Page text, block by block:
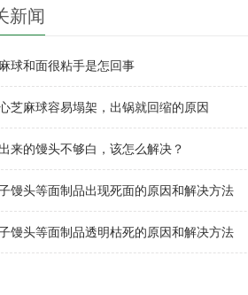
新闻
球和面很粘手是怎回事
芝麻球容易塌架，出锅就回缩的原因
来的馒头不够白，该怎么解决？
馒头等面制品出现死面的原因和解决方法
馒头等面制品透明枯死的原因和解决方法